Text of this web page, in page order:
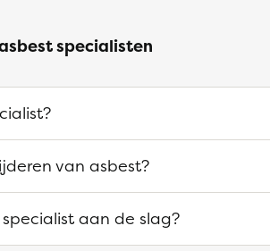
specialisten
van asbest?
aan de slag?